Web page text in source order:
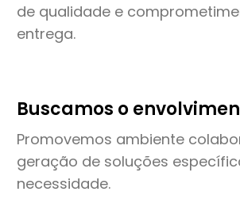
de qualidade e
entrega.
Buscamos o
Promovemos ambiente
geração de soluções
necessidade.